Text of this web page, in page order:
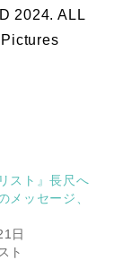
2024. ALL
スト』長尺へ
メッセージ、
日
ト